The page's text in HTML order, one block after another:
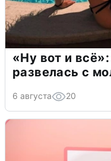
«Ну вот и
развелась с
6 августа 20